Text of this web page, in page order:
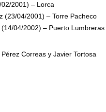
2001) – Lorca
(23/04/2001) – Torre Pacheco
04/2002) – Puerto Lumbreras
Correas y Javier Tortosa